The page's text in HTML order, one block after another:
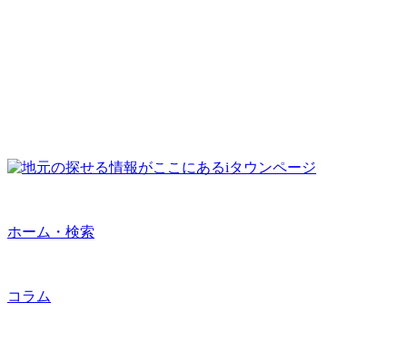
ホーム・検索
コラム